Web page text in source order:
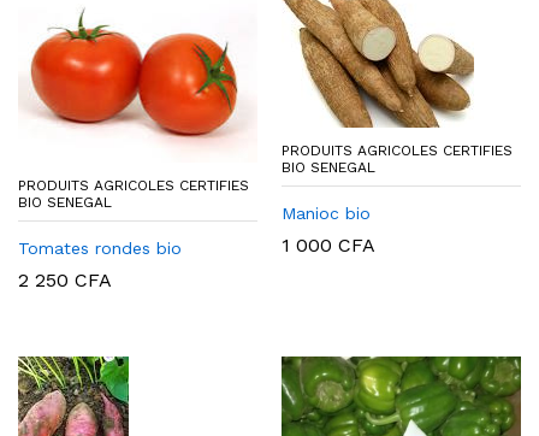
PRODUITS AGRICOLES CERTIFIES
BIO SENEGAL
Tomates rondes bio
2 250 CFA
PRODUITS AGRICOLES CERTIFIES
BIO SENEGAL
Manioc bio
1 000 CFA